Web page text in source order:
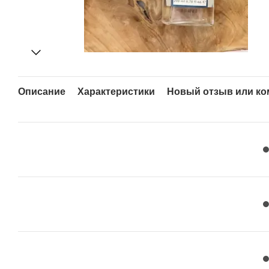
Описание Характеристики Новый отзыв или